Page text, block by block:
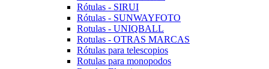
Rótulas - SIRUI
Rótulas - SUNWAYFOTO
Rotulas - UNIQBALL
Rotulas - OTRAS MARCAS
Rótulas para telescopios
Rotulas para monopodos